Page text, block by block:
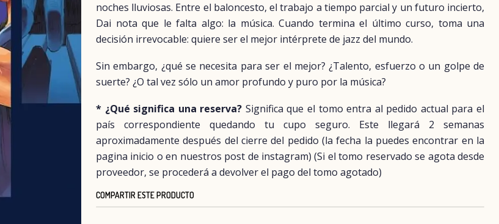
noches lluviosas. Entre el baloncesto, el trabajo a tiempo parcial y un futuro incierto,
Dai nota que le falta algo: la música. Cuando termina el último curso, toma una
decisión irrevocable: quiere ser el mejor intérprete de jazz del mundo.
Sin embargo, ¿qué se necesita para ser el mejor? ¿Talento, esfuerzo o un golpe de
suerte? ¿O tal vez sólo un amor profundo y puro por la música?
* ¿Qué significa una reserva? Significa que el tomo entra al pedido actual para el
país correspondiente quedando tu cupo seguro. Este llegará 2 semanas
aproximadamente después del cierre del pedido (la fecha la puedes encontrar en la
pagina inicio o en nuestros post de instagram) (Si el tomo reservado se agota desde
proveedor, se procederá a devolver el pago del tomo agotado)
COMPARTIR ESTE PRODUCTO